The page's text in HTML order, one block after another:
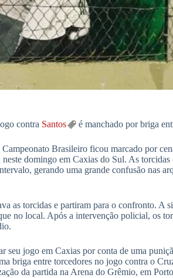
contra Santos é manchado por briga
Brasileiro ficou marcado por
domingo em Caxias do Sul. As torcidas
gerando uma grande confusão nas
as torcidas e partiram para o confronto. A
no local. Após a intervenção policial, os
seu jogo em Caxias por conta de uma
briga entre torcedores no jogo contra o
da partida na Arena do Grêmio, em